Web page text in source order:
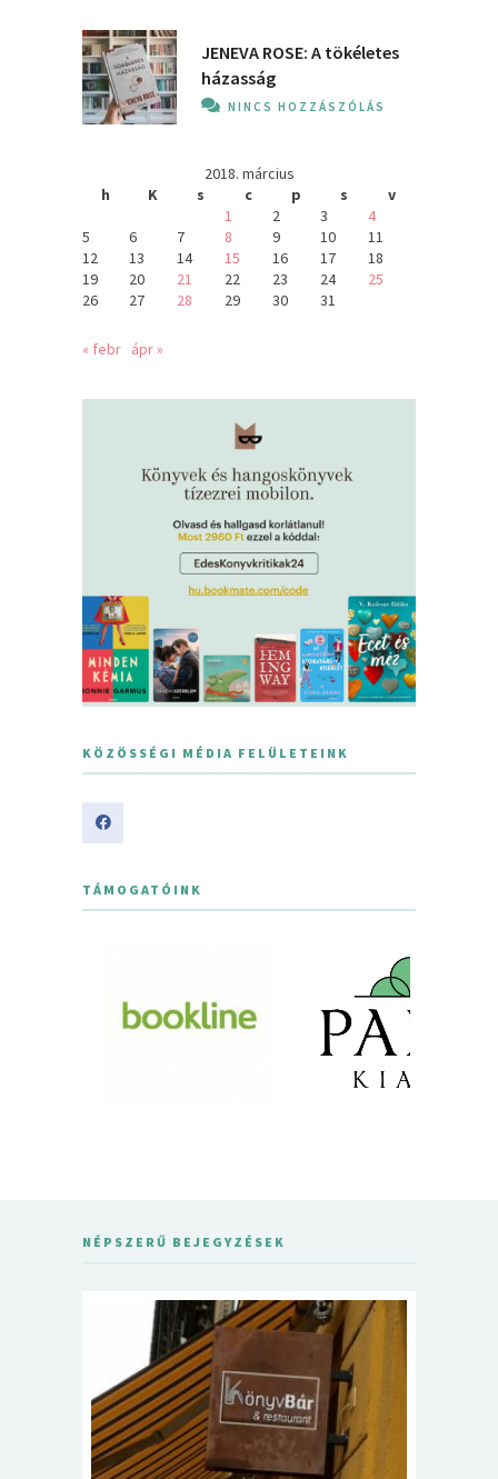
JENEVA ROSE: A ​tökéletes
házasság
NINCS HOZZÁSZÓLÁS
2018. március
h
K s c p s
v
1
2 3
4
5
6 7 8 9 10
11
12
13 14 15 16 17
18
19
20 21 22 23 24
25
26
27 28 29 30 31
« febr ápr »
KÖZÖSSÉGI MÉDIA FELÜLETEINK
TÁMOGATÓINK
NÉPSZERŰ BEJEGYZÉSEK